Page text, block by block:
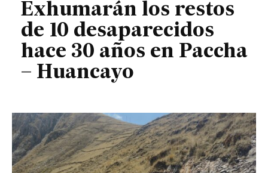
Exhumarán los restos
de 10 desaparecidos
hace 30 años en Paccha
– Huancayo